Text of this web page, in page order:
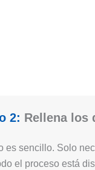
2: Rellena los
es sencillo. Solo
el proceso está